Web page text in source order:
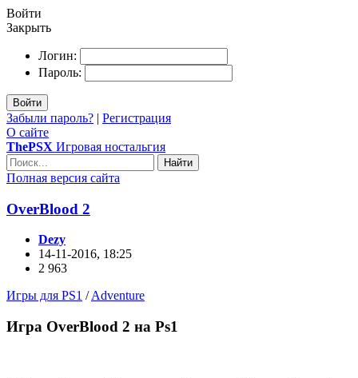
Войти
Закрыть
Логин:
Пароль:
Войти
Забыли пароль? | Регистрация
О сайте
ThePSX Игровая ностальгия
Найти
Полная версия сайта
OverBlood 2
Dezy
14-11-2016, 18:25
2 963
Игры для PS1 /Adventure
Игра OverBlood 2 на Ps1